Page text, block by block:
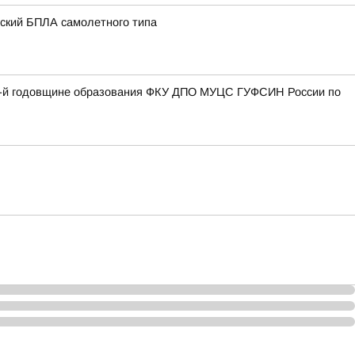
БПЛА самолетного типа
й годовщине образования ФКУ ДПО МУЦС ГУФСИН России по